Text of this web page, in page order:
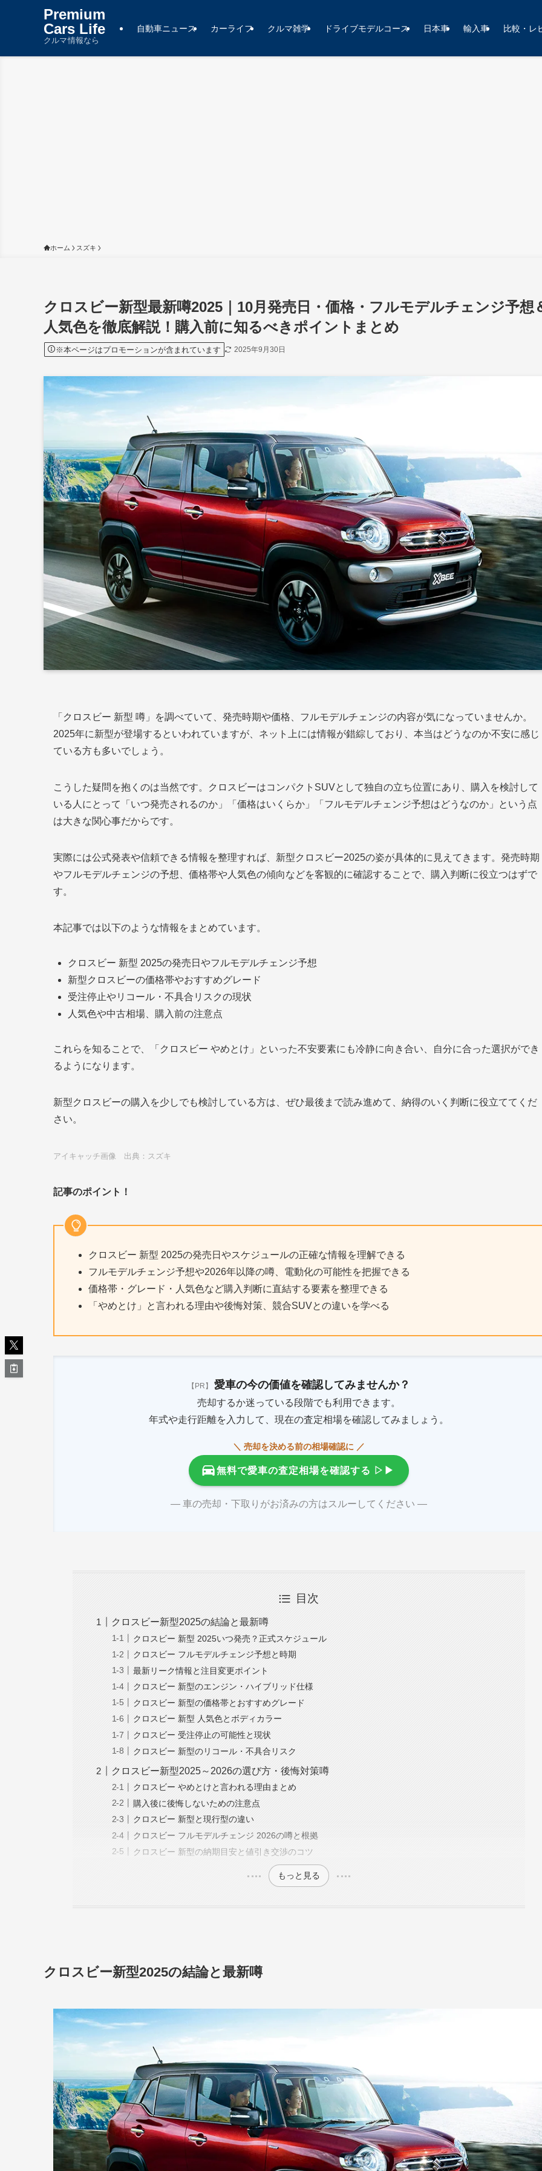
Premium
Cars Life
クルマ情報なら
自動車ニュース カーライフ クルマ雑学 ドライブモデルコース 日本車 輸入車 比較・レ
ホーム スズキ
クロスビー新型最新噂2025｜10月発売日・価格・フルモデルチェンジ予想
人気色を徹底解説！購入前に知るべきポイントまとめ
※本ページはプロモーションが含まれています 2025年9月30日
「クロスビー 新型 噂」を調べていて、発売時期や価格、フルモデルチェンジの内容が気になっていませんか。
2025年に新型が登場するといわれていますが、ネット上には情報が錯綜しており、本当はどうなのか不安に感じ
ている方も多いでしょう。
こうした疑問を抱くのは当然です。クロスビーはコンパクトSUVとして独自の立ち位置にあり、購入を検討して
いる人にとって「いつ発売されるのか」「価格はいくらか」「フルモデルチェンジ予想はどうなのか」という点
は大きな関心事だからです。
実際には公式発表や信頼できる情報を整理すれば、新型クロスビー2025の姿が具体的に見えてきます。発売時期
やフルモデルチェンジの予想、価格帯や人気色の傾向などを客観的に確認することで、購入判断に役立つはずで
す。
本記事では以下のような情報をまとめています。
クロスビー 新型 2025の発売日やフルモデルチェンジ予想
新型クロスビーの価格帯やおすすめグレード
受注停止やリコール・不具合リスクの現状
人気色や中古相場、購入前の注意点
これらを知ることで、「クロスビー やめとけ」といった不安要素にも冷静に向き合い、自分に合った選択ができ
るようになります。
新型クロスビーの購入を少しでも検討している方は、ぜひ最後まで読み進めて、納得のいく判断に役立ててくだ
さい。
アイキャッチ画像 出典：スズキ
記事のポイント！
クロスビー 新型 2025の発売日やスケジュールの正確な情報を理解できる
フルモデルチェンジ予想や2026年以降の噂、電動化の可能性を把握できる
価格帯・グレード・人気色など購入判断に直結する要素を整理できる
「やめとけ」と言われる理由や後悔対策、競合SUVとの違いを学べる
【PR】 愛車の今の価値を確認してみませんか？
売却するか迷っている段階でも利用できます。
年式や走行距離を入力して、現在の査定相場を確認してみましょう。
＼ 売却を決める前の相場確認に ／
無料で愛車の査定相場を確認する ▷▶
― 車の売却・下取りがお済みの方はスルーしてください ―
目次
クロスビー新型2025の結論と最新噂
クロスビー 新型 2025いつ発売？正式スケジュール
クロスビー フルモデルチェンジ予想と時期
最新リーク情報と注目変更ポイント
クロスビー 新型のエンジン・ハイブリッド仕様
クロスビー 新型の価格帯とおすすめグレード
クロスビー 新型 人気色とボディカラー
クロスビー 受注停止の可能性と現状
クロスビー 新型のリコール・不具合リスク
クロスビー新型2025～2026の選び方・後悔対策噂
クロスビー やめとけと言われる理由まとめ
購入後に後悔しないための注意点
クロスビー 新型と現行型の違い
クロスビー フルモデルチェンジ 2026の噂と根拠
クロスビー 新型の納期目安と値引き交渉のコツ
もっと見る
クロスビー新型2025の結論と最新噂